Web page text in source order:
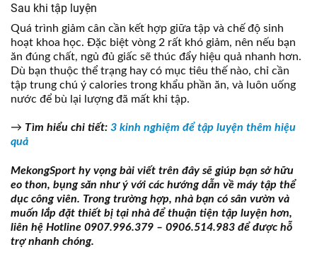
Sau khi tập luyện
Quá trình giảm cân cần kết hợp giữa tập và chế độ sinh
hoạt khoa học. Đặc biệt vòng 2 rất khó giảm, nên nếu bạn
ăn đúng chất, ngủ đủ giấc sẽ thúc đẩy hiệu quả nhanh hơn.
Dù bạn thuộc thể trạng hay có mục tiêu thế nào, chỉ cần
tập trung chú ý calories trong khẩu phần ăn, và luôn uống
nước để bù lại lượng đã mất khi tập.
→ Tìm hiểu chi tiết: 3 kinh nghiệm để tập luyện thêm hiệu
quả
MekongSport hy vọng bài viết trên đây sẽ giúp bạn sở hữu
eo thon, bụng săn như ý với các hướng dẫn về máy tập thể
dục công viên. Trong trường hợp, nhà bạn có sân vườn và
muốn lắp đặt thiết bị tại nhà để thuận tiện tập luyện hơn,
liên hệ Hotline 0907.996.379 – 0906.514.983 để được hỗ
trợ nhanh chóng.